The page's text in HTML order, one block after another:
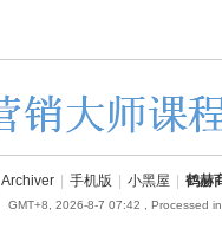
Archiver | 手机版 | 小黑屋 | 鹤赫
GMT+8, 2026-8-7 07:42 , Processed